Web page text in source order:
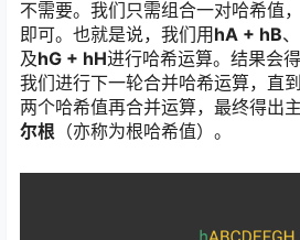
不需要。我们只需组合一对哈希值
即可。也就是说，我们用hA + hB、
及hG + hH进行哈希运算。结果会
我们进行下一轮合并哈希运算，直
两个哈希值再合并运算，最终得出
尔根 （亦称为根哈希值）。